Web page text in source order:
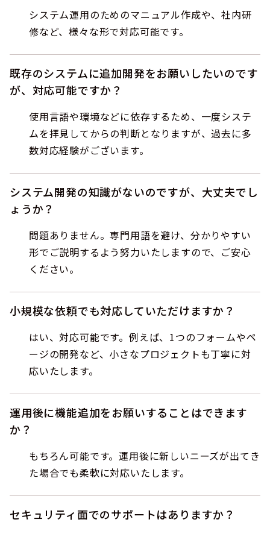
システム運用のためのマニュアル作成や、社内研
修など、様々な形で対応可能です。
既存のシステムに追加開発をお願いしたいのです
が、対応可能ですか？
使用言語や環境などに依存するため、一度システ
ムを拝見してからの判断となりますが、過去に多
数対応経験がございます。
システム開発の知識がないのですが、大丈夫でし
ょうか？
問題ありません。専門用語を避け、分かりやすい
形でご説明するよう努力いたしますので、ご安心
ください。
小規模な依頼でも対応していただけますか？
はい、対応可能です。例えば、1つのフォームやペ
ージの開発など、小さなプロジェクトも丁寧に対
応いたします。
運用後に機能追加をお願いすることはできます
か？
もちろん可能です。運用後に新しいニーズが出てき
た場合でも柔軟に対応いたします。
セキュリティ面でのサポートはありますか？